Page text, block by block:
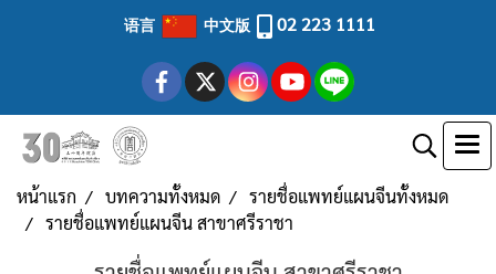
语言 中文版 02 223 1111
หน้าแรก บทความทั้งหมด
รายชื่อแพทย์แผนจีนทั้งหมด
รายชื่อแพทย์แผนจีน สาขาศรีราชา